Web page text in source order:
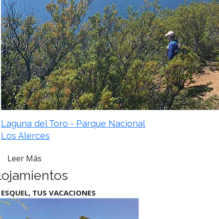
Laguna del Toro - Parque Nacional
Los Alerces
Leer Más
TUS VACACIONES